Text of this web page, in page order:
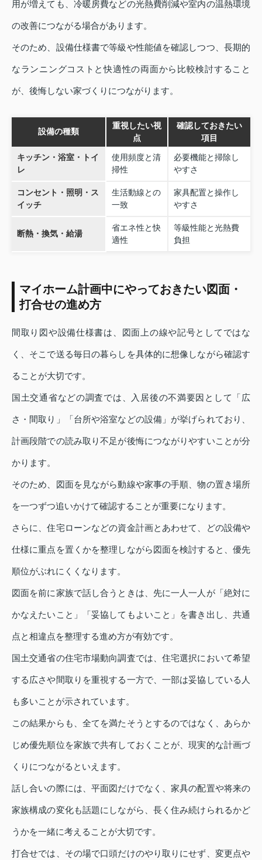
用が増えても、冷暖房費などの光熱費削減や室内の温熱環境
の改善につながる場合があります。
そのため、設備仕様書で等級や性能値を確認しつつ、長期的
なランニングコストと快適性の両面から比較検討すること
が、後悔しない家づくりにつながります。
設備の種類
重視したい視
点
確認しておきたい
項目
キッチン・浴室・トイ
レ
使用頻度と清
掃性
必要機能と掃除し
やすさ
コンセント・照明・ス
イッチ
生活動線との
一致
家具配置と操作し
やすさ
断熱・換気・給湯
省エネ性と快
適性
等級性能と光熱費
負担
マイホーム計画中にやっておきたい図面・
打合せの進め方
間取り図や設備仕様書は、図面上の線や記号としてではな
く、そこで送る毎日の暮らしを具体的に想像しながら確認す
ることが大切です。
国土交通省などの調査では、入居後の不満要因として「広
さ・間取り」「台所や浴室などの設備」が挙げられており、
計画段階での読み取り不足が後悔につながりやすいことが分
かります。
そのため、図面を見ながら動線や家事の手順、物の置き場所
を一つずつ追いかけて確認することが重要になります。
さらに、住宅ローンなどの資金計画とあわせて、どの設備や
仕様に重点を置くかを整理しながら図面を検討すると、優先
順位がぶれにくくなります。
図面を前に家族で話し合うときは、先に一人一人が「絶対に
かなえたいこと」「妥協してもよいこと」を書き出し、共通
点と相違点を整理する進め方が有効です。
国土交通省の住宅市場動向調査では、住宅選択において希望
する広さや間取りを重視する一方で、一部は妥協している人
も多いことが示されています。
この結果からも、全てを満たそうとするのではなく、あらか
じめ優先順位を家族で共有しておくことが、現実的な計画づ
くりにつながるといえます。
話し合いの際には、平面図だけでなく、家具の配置や将来の
家族構成の変化も話題にしながら、長く住み続けられるかど
うかを一緒に考えることが大切です。
打合せでは、その場で口頭だけのやり取りにせず、変更点や